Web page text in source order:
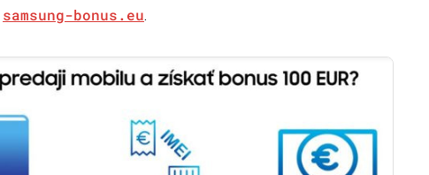
samsung-bonus.eu.